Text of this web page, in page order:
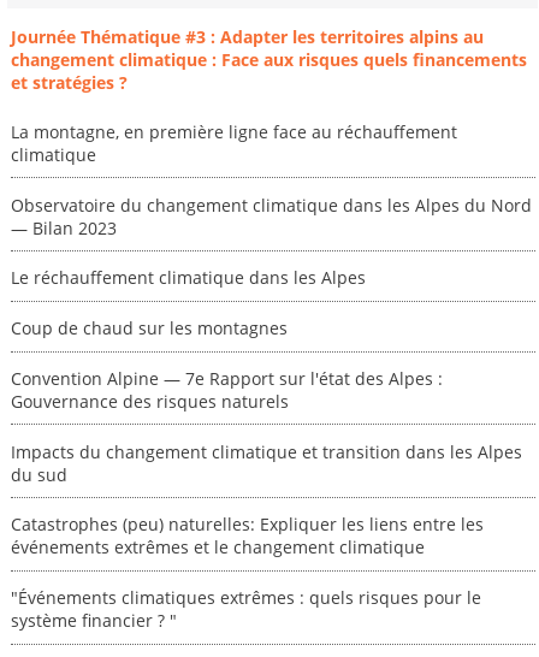
Journée Thématique #3 : Adapter les territoires alpins au
changement climatique : Face aux risques quels financements
et stratégies ?
La montagne, en première ligne face au réchauffement
climatique
Observatoire du changement climatique dans les Alpes du Nord
— Bilan 2023
Le réchauffement climatique dans les Alpes
Coup de chaud sur les montagnes
Convention Alpine — 7e Rapport sur l'état des Alpes :
Gouvernance des risques naturels
Impacts du changement climatique et transition dans les Alpes
du sud
Catastrophes (peu) naturelles: Expliquer les liens entre les
événements extrêmes et le changement climatique
"Événements climatiques extrêmes : quels risques pour le
système financier ? "